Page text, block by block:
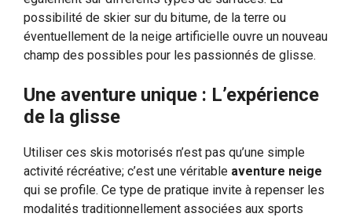
possibilité de skier sur du bitume, de la terre ou
éventuellement de la neige artificielle ouvre un nouveau
champ des possibles pour les passionnés de glisse.
Une aventure unique : L’expérience
de la glisse
Utiliser ces skis motorisés n’est pas qu’une simple
activité récréative; c’est une véritable aventure neige
qui se profile. Ce type de pratique invite à repenser les
modalités traditionnellement associées aux sports